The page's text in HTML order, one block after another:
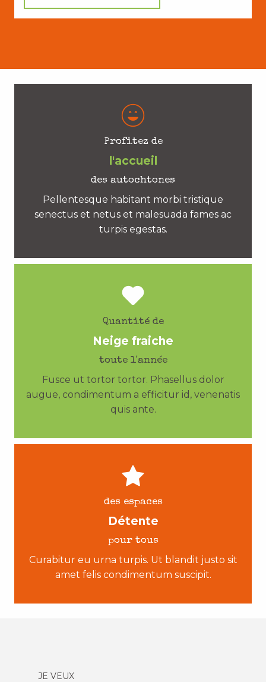
Profitez de
l'accueil
des autochtones
Pellentesque habitant morbi tristique
senectus et netus et malesuada fames ac
turpis egestas.
Quantité de
Neige fraiche
toute l'année
Fusce ut tortor tortor. Phasellus dolor
augue, condimentum a efficitur id, venenatis
quis ante.
des espaces
Détente
pour tous
Curabitur eu urna turpis. Ut blandit justo sit
amet felis condimentum suscipit.
JE VEUX